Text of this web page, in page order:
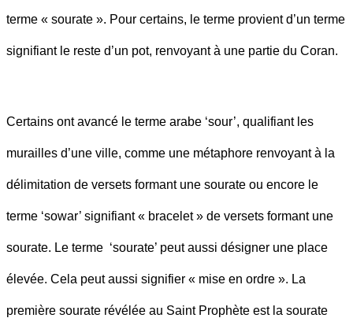
terme « sourate ». Pour certains, le terme provient d’un terme
signifiant le reste d’un pot, renvoyant à une partie du Coran.
Certains ont avancé le terme arabe ‘sour’, qualifiant les
murailles d’une ville, comme une métaphore renvoyant à la
délimitation de versets formant une sourate ou encore le
terme ‘sowar’ signifiant « bracelet » de versets formant une
sourate. Le terme ‘sourate’ peut aussi désigner une place
élevée. Cela peut aussi signifier « mise en ordre ». La
première sourate révélée au Saint Prophète est la sourate